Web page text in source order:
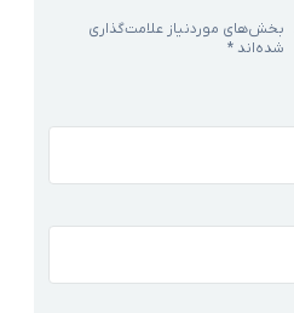
بخش‌های موردنیاز علامت‌گذاری
شده‌اند *